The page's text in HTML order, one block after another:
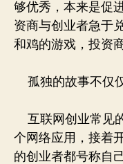
够优秀，本来是促
资商与创业者急于
和鸡的游戏，投资
孤独的故事不仅
互联网创业常见
个网络应用，接着
的创业者都号称自